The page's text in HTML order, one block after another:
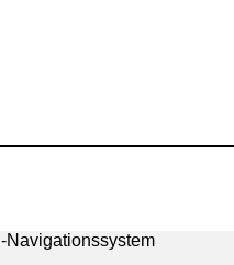
Navigationssystem